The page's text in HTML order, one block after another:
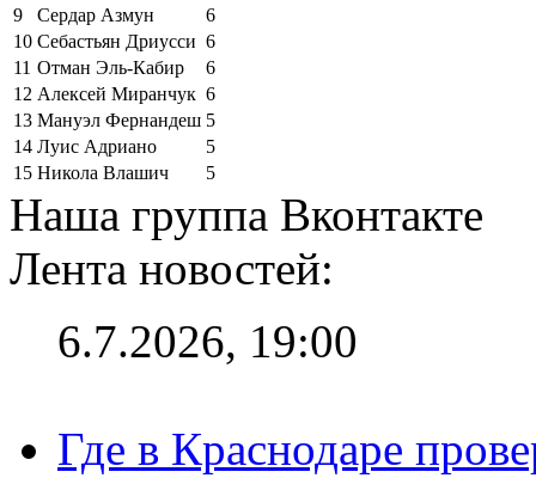
9
Сердар Азмун
6
10 Себастьян Дриусси 6
11 Отман Эль-Кабир
6
12 Алексей Миранчук 6
13 Мануэл Фернандеш 5
14 Луис Адриано
5
15 Никола Влашич 5
Наша группа Вконтакте
Лента новостей:
6.7.2026, 19:00
Где в Краснодаре